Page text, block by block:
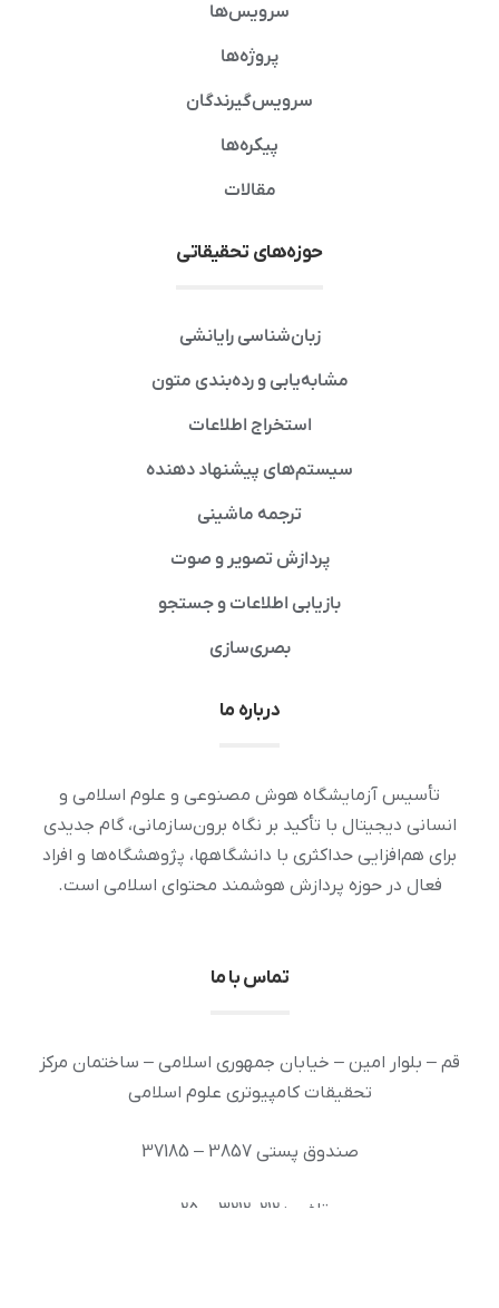
سرویس‌ها
پروژه‌ها
سرویس‌گیرندگان
پیکره‌ها
مقالات
حوزه‌های تحقیقاتی
زبان‌شناسی رایانشی
مشابه‌یابی و رده‌بندی متون
استخراج اطلاعات
سیستم‌های پیشنهاد دهنده
ترجمه ماشینی
پردازش تصویر و صوت
بازیابی اطلاعات و جستجو
بصری‌سازی
درباره ما
تأسیس آزمایشگاه هوش مصنوعی و علوم اسلامی و
انسانی دیجیتال با تأکید بر نگاه برون‌سازمانی، گام جدیدی
برای هم‌افزایی حداکثری با دانشگاهها، پژوهشگاه‌ها و افراد
فعال در حوزه پردازش هوشمند محتوای اسلامی است.
تماس با ما
قم – بلوار امین – خیابان جمهوری اسلامی – ساختمان مرکز
تحقیقات کامپیوتری علوم اسلامی
صندوق پستی 3857 – 37185
تلفن : 32120212 – 025